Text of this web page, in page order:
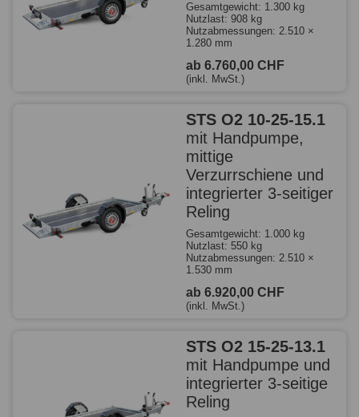
Gesamtgewicht: 1.300 kg
Nutzlast: 908 kg
Nutzabmessungen: 2.510 ×
1.280 mm
ab 6.760,00 CHF
(inkl. MwSt.)
STS O2 10-25-15.1
mit Handpumpe,
mittige
Verzurrschiene und
integrierter 3-seitiger
Reling
Gesamtgewicht: 1.000 kg
Nutzlast: 550 kg
Nutzabmessungen: 2.510 ×
1.530 mm
ab 6.920,00 CHF
(inkl. MwSt.)
STS O2 15-25-13.1
mit Handpumpe und
integrierter 3-seitige
Reling